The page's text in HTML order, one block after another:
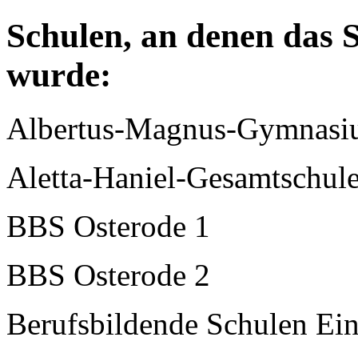
Schulen, an denen
wurde:
Albertus-Magnus-
Aletta-Haniel-
BBS Osterode 1
BBS Osterode 2
Berufsbildende Schulen